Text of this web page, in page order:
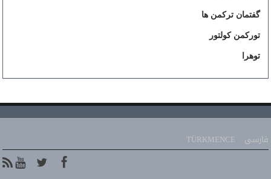
گفتمان ترکمن ها
تورکمن کولتور
توهرا
فارسی TÜRKMENCE